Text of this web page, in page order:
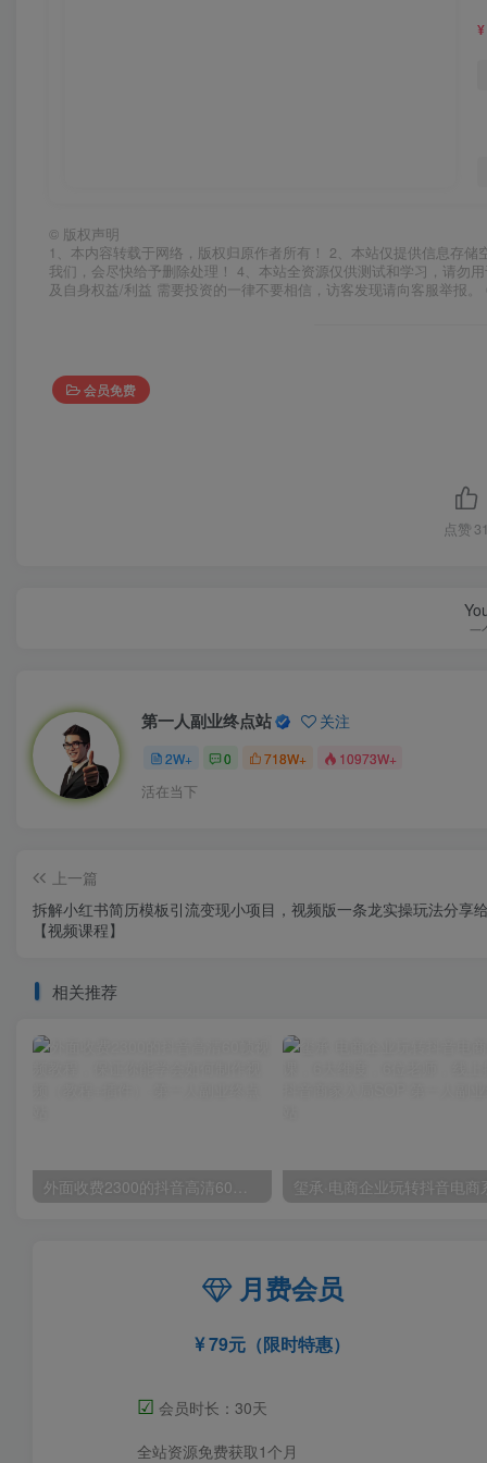
¥
© 版权声明
1、本内容转载于网络，版权归原作者所有！ 2、本站仅提供信息存
我们，会尽快给予删除处理！ 4、本站全资源仅供测试和学习，请勿
及自身权益/利益 需要投资的一律不要相信，访客发现请向客服举报
会员免费
点赞
一
第一人副业终点站 关注
2W+ 0 718W+ 10973W+
活在当下
上一篇
拆解小红书简历模板引流变现小项目，视频版一条龙实操玩法分享
【视频课程】
相关推荐
外面收费2300的抖音高清60帧视频教程，保证你能学会如何制作视频（教程+插件）
月费会员
79元（限时特惠）
☑ 会员时长：30天
全站资源免费获取1个月